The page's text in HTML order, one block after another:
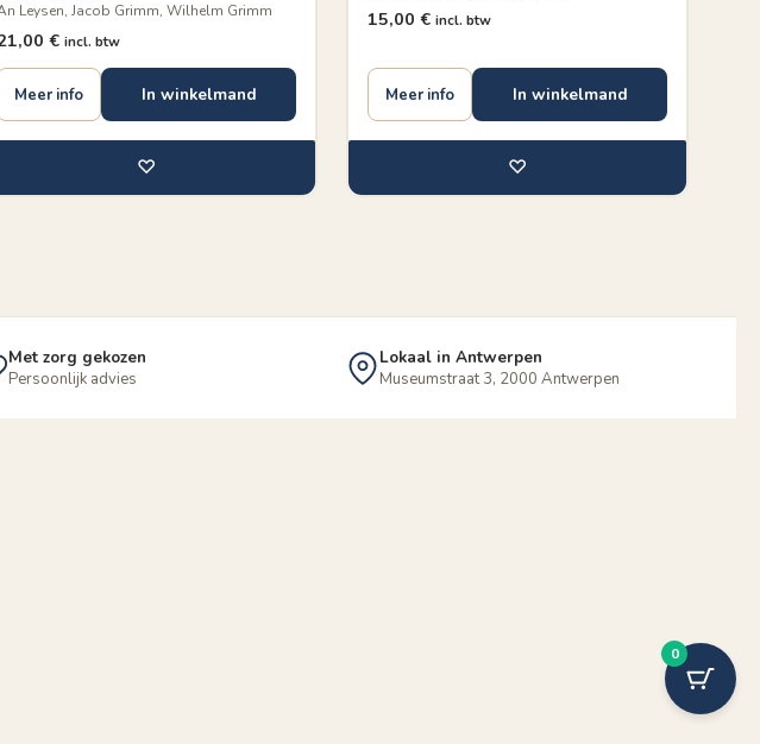
Leysen, Jacob Grimm, Wilhelm Grimm
€ incl. btw
Meer info In winkelmand
♡
15,00 € incl. btw
Meer info In winkelmand
♡
Met zorg gekozen
Persoonlijk advies
Lokaal in Antwerpen
Museumstraat 3, 2000 Antwerpen
0